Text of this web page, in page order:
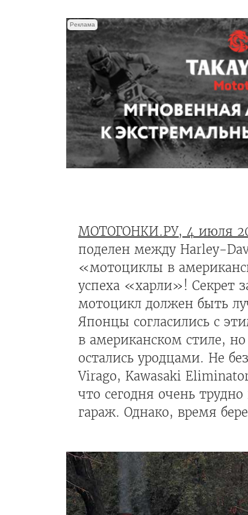
Реклама
МОТОГОНКИ.РУ, 4 июля
поделен между Harley-
«мотоциклы в
успеха «харли»! Секрет
мотоцикл должен быть
Японцы согласились с
в американском стиле,
остались уродцами. Не
Virago, Kawasaki
что сегодня очень
гараж. Однако, время